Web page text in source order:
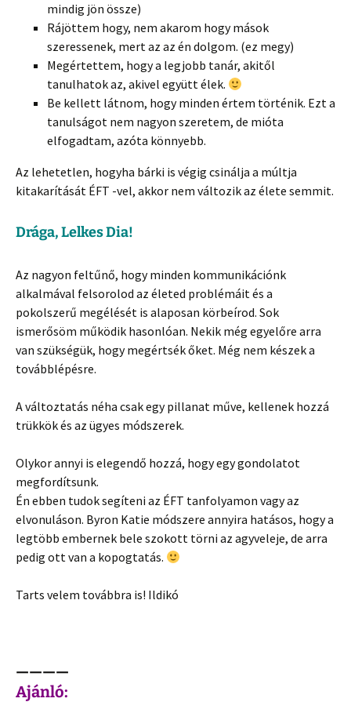
mindig jön össze)
Rájöttem hogy, nem akarom hogy mások
szeressenek, mert az az én dolgom. (ez megy)
Megértettem, hogy a legjobb tanár, akitől
tanulhatok az, akivel együtt élek.
Be kellett látnom, hogy minden értem történik. Ezt a
tanulságot nem nagyon szeretem, de mióta
elfogadtam, azóta könnyebb.
Az lehetetlen, hogyha bárki is végig csinálja a múltja
kitakarítását ÉFT -vel, akkor nem változik az élete semmit.
Drága, Lelkes Dia!
Az nagyon feltűnő, hogy minden kommunikációnk
alkalmával felsorolod az életed problémáit és a
pokolszerű megélését is alaposan körbeírod. Sok
ismerősöm működik hasonlóan. Nekik még egyelőre arra
van szükségük, hogy megértsék őket. Még nem készek a
továbblépésre.
A változtatás néha csak egy pillanat műve, kellenek hozzá
trükkök és az ügyes módszerek.
Olykor annyi is elegendő hozzá, hogy egy gondolatot
megfordítsunk.
Én ebben tudok segíteni az ÉFT tanfolyamon vagy az
elvonuláson. Byron Katie módszere annyira hatásos, hogy a
legtöbb embernek bele szokott törni az agyveleje, de arra
pedig ott van a kopogtatás.
Tarts velem továbbra is! Ildikó
————
Ajánló: